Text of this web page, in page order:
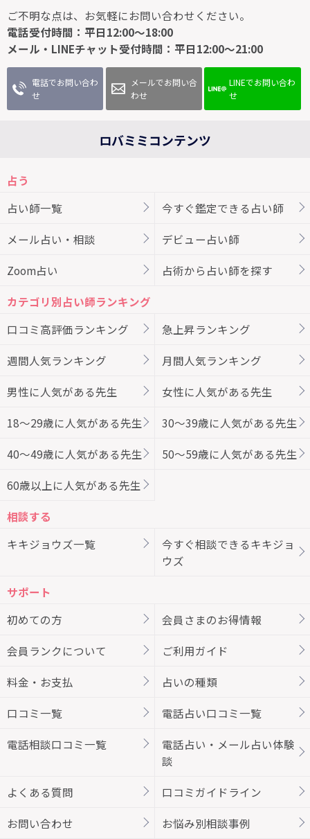
ご不明な点は、お気軽にお問い合わせください。
電話受付時間：平日12:00～18:00
メール・LINEチャット受付時間：平日12:00～21:00
電話でお問い合わ
せ
メールでお問い合
わせ
LINEでお問い合わ
せ
ロバミミコンテンツ
占う
占い師一覧
今すぐ鑑定できる占い師
メール占い・相談 デビュー占い師
Zoom占い 占術から占い師を探す
カテゴリ別占い師ランキング
口コミ高評価ランキング
急上昇ランキング
週間人気ランキング 月間人気ランキング
男性に人気がある先生 女性に人気がある先生
18～29歳に人気がある先生 30～39歳に人気がある先生
40～49歳に人気がある先生 50～59歳に人気がある先生
60歳以上に人気がある先生
相談する
キキジョウズ一覧
今すぐ相談できるキキジョ
ウズ
サポート
初めての方
会員さまのお得情報
会員ランクについて ご利用ガイド
料金・お支払 占いの種類
口コミ一覧 電話占い口コミ一覧
電話相談口コミ一覧
電話占い・メール占い体験
談
よくある質問 口コミガイドライン
お問い合わせ お悩み別相談事例